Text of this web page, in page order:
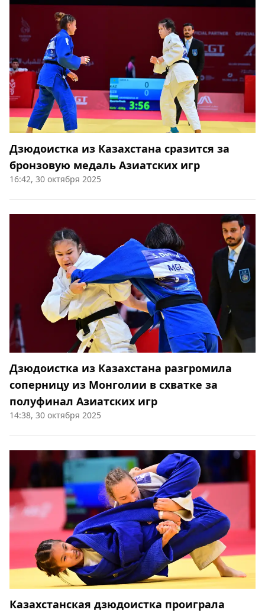
Дзюдоистка из Казахстана сразится за
бронзовую медаль Азиатских игр
16:42, 30 октября 2025
Дзюдоистка из Казахстана разгромила
соперницу из Монголии в схватке за
полуфинал Азиатских игр
14:38, 30 октября 2025
Казахстанская дзюдоистка проиграла